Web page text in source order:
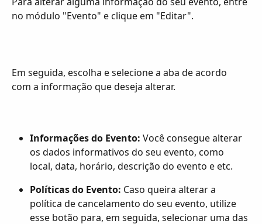
no módulo "Evento" e clique em "Editar".
Em seguida, escolha e selecione a aba de acordo
com a informação que deseja alterar.
Informações do Evento: Você consegue alterar
os dados informativos do seu evento, como
local, data, horário, descrição do evento e etc.
Políticas do Evento: Caso queira alterar a
política de cancelamento do seu evento, utilize
esse botão para, em seguida, selecionar uma das